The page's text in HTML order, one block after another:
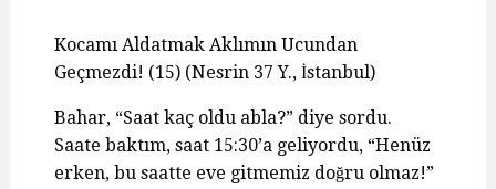
Kocamı Aldatmak Aklımın Ucundan
Geçmezdi! (15) (Nesrin 37 Y., İstanbul)
Bahar, “Saat kaç oldu abla?” diye sordu.
Saate baktım, saat 15:30’a geliyordu, “Henüz
erken, bu saatte eve gitmemiz doğru olmaz!”